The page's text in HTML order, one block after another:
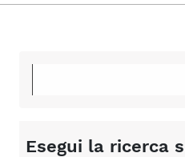
Esegui la ricerca